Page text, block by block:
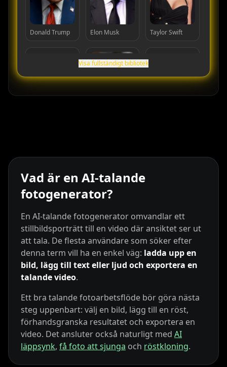
Donald Trump Elon Musk Taylor Swift
Kai Cenat IShowSpeed Ninja
xQc Valkyrae Podcaster 01
Visa fullständigt bibliotek
Vad är en AI-talande
fotogenerator?
En AI-talande fotogenerator omvandlar ett
stillbildsporträtt till en video där ansiktet ser ut
att tala. De flesta användare som söker efter
denna term vill ha en enkel väg: ladda upp en
bild, lägg till text eller ljud och exportera en
talande video.
Ett bra talande fotoarbetsflöde bör göra nästa
steg uppenbart: välj en bild, lägg till en röst,
förhandsgranska resultatet och exportera en
video. Det ansluter också naturligt med AI
läppsynk, få foto att sjunga och röstkloning.